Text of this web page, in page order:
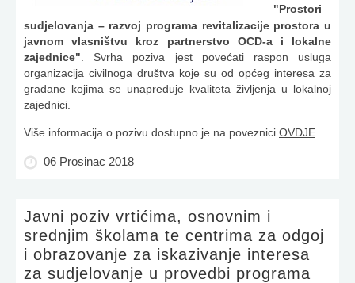
"Prostori
sudjelovanja – razvoj programa revitalizacije prostora u
javnom vlasništvu kroz partnerstvo OCD-a i lokalne
zajednice" . Svrha poziva jest povećati raspon usluga
organizacija civilnoga društva koje su od općeg interesa za
građane kojima se unapređuje kvaliteta življenja u lokalnoj
zajednici.
Više informacija o pozivu dostupno je na poveznici OVDJE
06 Prosinac 2018
Javni poziv vrtićima, osnovnim i
srednjim školama te centrima za odgoj
i obrazovanje za iskazivanje interesa
za sudjelovanje u provedbi programa